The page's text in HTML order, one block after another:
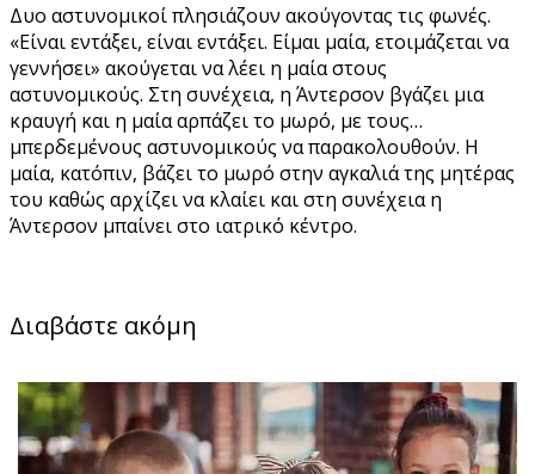
Δυο αστυνομικοί πλησιάζουν ακούγοντας τις φωνές.
«Είναι εντάξει, είναι εντάξει. Είμαι μαία, ετοιμάζεται να
γεννήσει» ακούγεται να λέει η μαία στους
αστυνομικούς. Στη συνέχεια, η Άντερσον βγάζει μια
κραυγή και η μαία αρπάζει το μωρό, με τους…
μπερδεμένους αστυνομικούς να παρακολουθούν. Η
μαία, κατόπιν, βάζει το μωρό στην αγκαλιά της μητέρας
του καθώς αρχίζει να κλαίει και στη συνέχεια η
Άντερσον μπαίνει στο ιατρικό κέντρο.
Διαβάστε ακόμη